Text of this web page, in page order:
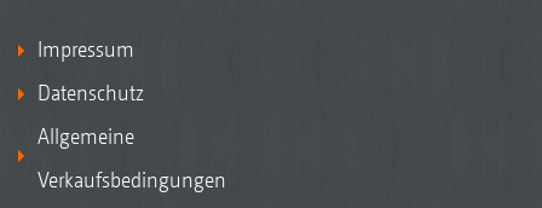
Impressum
Datenschutz
Allgemeine
Verkaufsbedingungen